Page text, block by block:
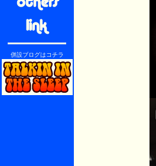
併設ブログはコチラ